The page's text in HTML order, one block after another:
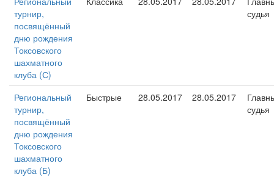
турнир,
посвящённый
дню рождения
Токсовского
шахматного
клуба (С)
судья
Региональный
турнир,
посвящённый
дню рождения
Токсовского
шахматного
клуба (Б)
Быстрые 28.05.2017 28.05.2017
судья